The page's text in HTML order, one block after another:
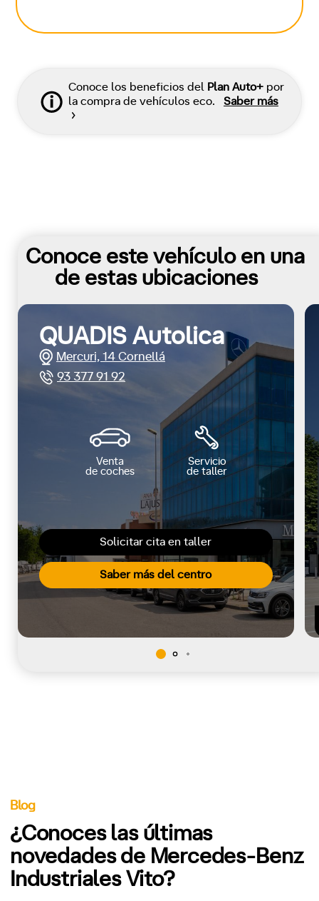
Conoce los beneficios del Plan Auto+ por
la compra de vehículos eco.
Saber más
Conoce este vehículo en una
de estas ubicaciones
Solicitar cita en taller
Saber más del centro
QUADIS Autolica
Mercuri, 14 Cornellá
93 377 91 92
Venta
de coches
Servicio
de taller
Blog
¿Conoces las últimas
novedades de Mercedes-Benz
Industriales Vito?